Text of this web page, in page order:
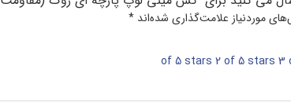
موردنیاز علامت‌گذاری شده‌اند *
2 of 5 stars 3